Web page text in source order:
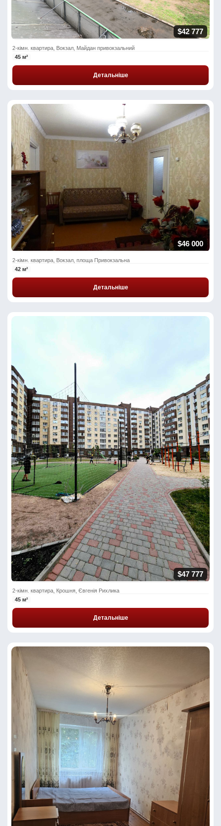
$42 777
2-кімн. квартира, Вокзал, Майдан привокзальний
45 м²
Детальніше
$46 000
2-кімн. квартира, Вокзал, площа Привокзальна
42 м²
Детальніше
$47 777
2-кімн. квартира, Крошня, Євгенія Рихлика
45 м²
Детальніше